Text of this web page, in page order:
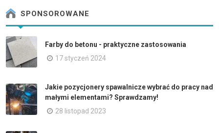
SPONSOROWANE
Farby do betonu - praktyczne zastosowania
17 styczeń 2024
Jakie pozycjonery spawalnicze wybrać do pracy nad
małymi elementami? Sprawdzamy!
28 listopad 2023